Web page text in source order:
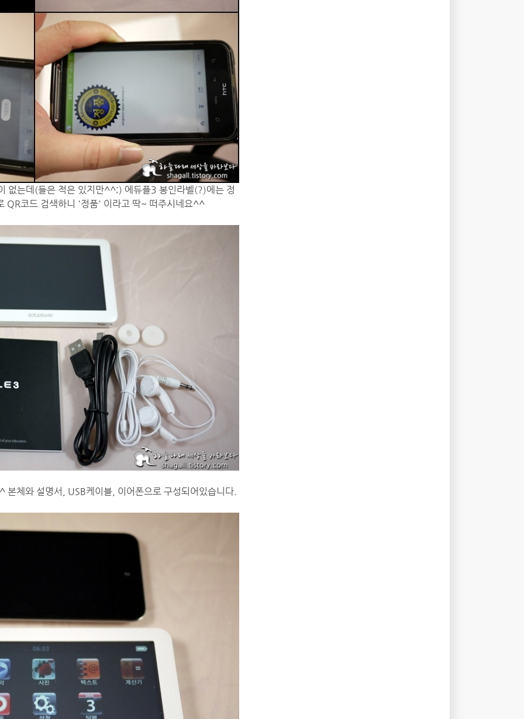
없는데(들은 적은 있지만^^;) 에듀플3 봉인라벨(?)에는 정
QR코드 검색하니 '정품' 이라고 딱~ 떠주시네요^^
체와 설명서, USB케이블, 이어폰으로 구성되어있습니다.